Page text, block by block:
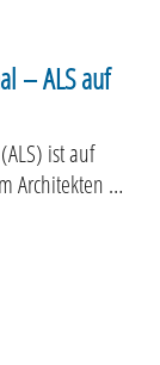
– ALS auf
ist auf
Architekten …
auf